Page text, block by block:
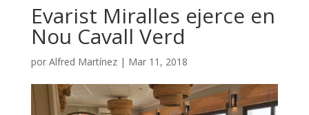
Evarist Miralles ejerce en
Nou Cavall Verd
por Alfred Martínez| Mar 11, 2018